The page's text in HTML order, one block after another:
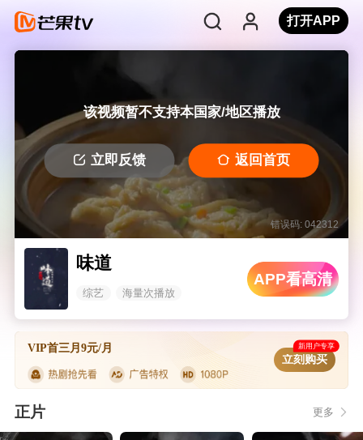
打开APP
该视频暂不支持本国家/地区播放
立即反馈 返回首页
错误码: 042312
味道
综艺 海量次播放
APP看高清
VIP首三月9元/月 新用户专享
立刻购买
正片 更多